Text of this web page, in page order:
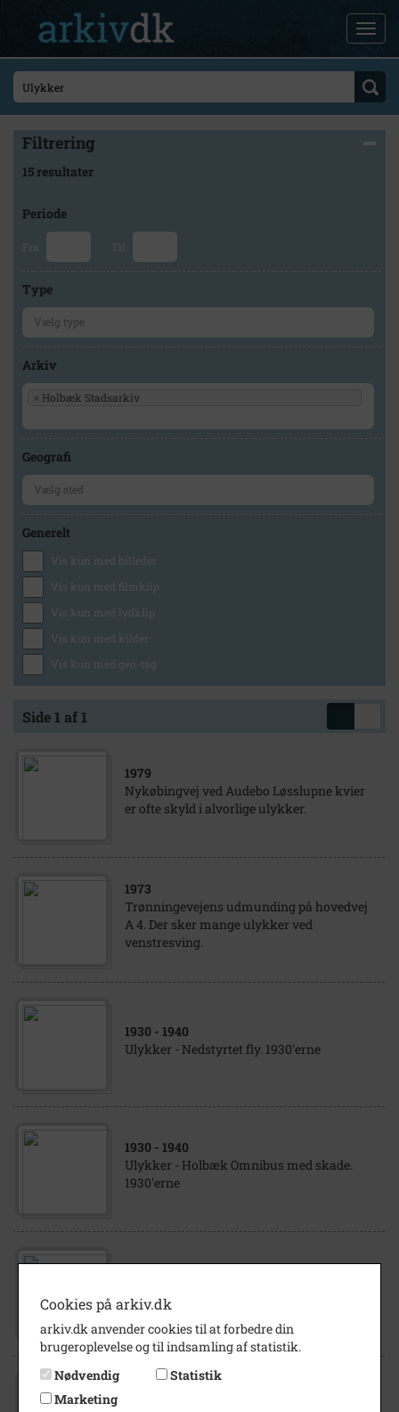
Filtrering
15 resultater
Periode
Fra Til
Type
Arkiv
× Holbæk Stadsarkiv
Geografi
Generelt
Vis kun med billeder
Vis kun med filmklip
Vis kun med lydklip
Vis kun med kilder
Vis kun med geo-tag
Side 1 af 1
1979
Nykøbingvej ved Audebo Løsslupne kvier
er ofte skyld i alvorlige ulykker.
1973
Trønningevejens udmunding på hovedvej
A 4. Der sker mange ulykker ved
venstresving.
1930 - 1940
Ulykker - Nedstyrtet fly. 1930'erne
1930 - 1940
Ulykker - Holbæk Omnibus med skade.
1930'erne
1930'erne
Cookies på arkiv.dk
arkiv.dk anvender cookies til at forbedre din
brugeroplevelse og til indsamling af statistik.
Nødvendig
Statistik
Marketing